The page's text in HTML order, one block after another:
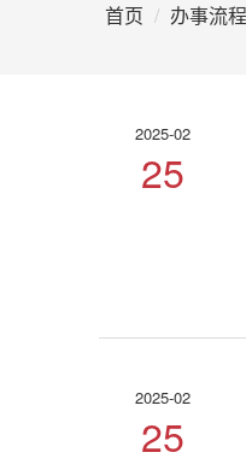
首页 办事流程
2025-02
25
2025-02
25